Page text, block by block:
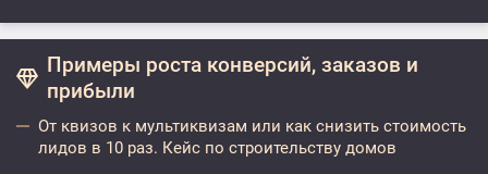
Примеры роста конверсий, заказов и
прибыли
От квизов к мультиквизам или как снизить стоимость
лидов в 10 раз. Кейс по строительству домов